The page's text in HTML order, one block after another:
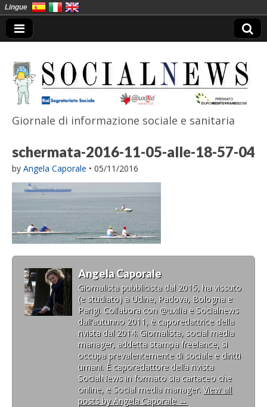
SocialNews
Giornale di informazione sociale e sanitaria
schermata-2016-11-05-alle-18-57-04
by Angela Caporale • 05/11/2016
Angela Caporale
Giornalista pubblicista dal 2015, ha vissuto
(e studiato) a Udine, Padova, Bologna e
Parigi. Collabora con @uxilia e Socialnews
dall’autunno 2011, è caporedattrice della
rivista dal 2014. Giornalista, social media
manager, addetta stampa freelance, si
occupa prevalentemente di sociale e diritti
umani. È caporedattore della rivista
SocialNews in formato sia cartaceo che
online, e Social media manager. View all
posts by Angela Caporale →
Lingue